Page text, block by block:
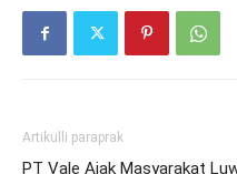
Artikulli paraprak
PT Vale Ajak Masyarakat